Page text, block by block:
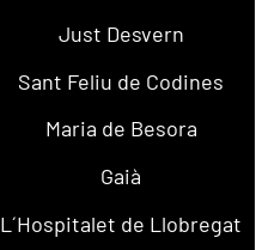
Just Desvern
Sant Feliu de Codines
Maria de Besora
Gaià
L´Hospitalet de Llobregat